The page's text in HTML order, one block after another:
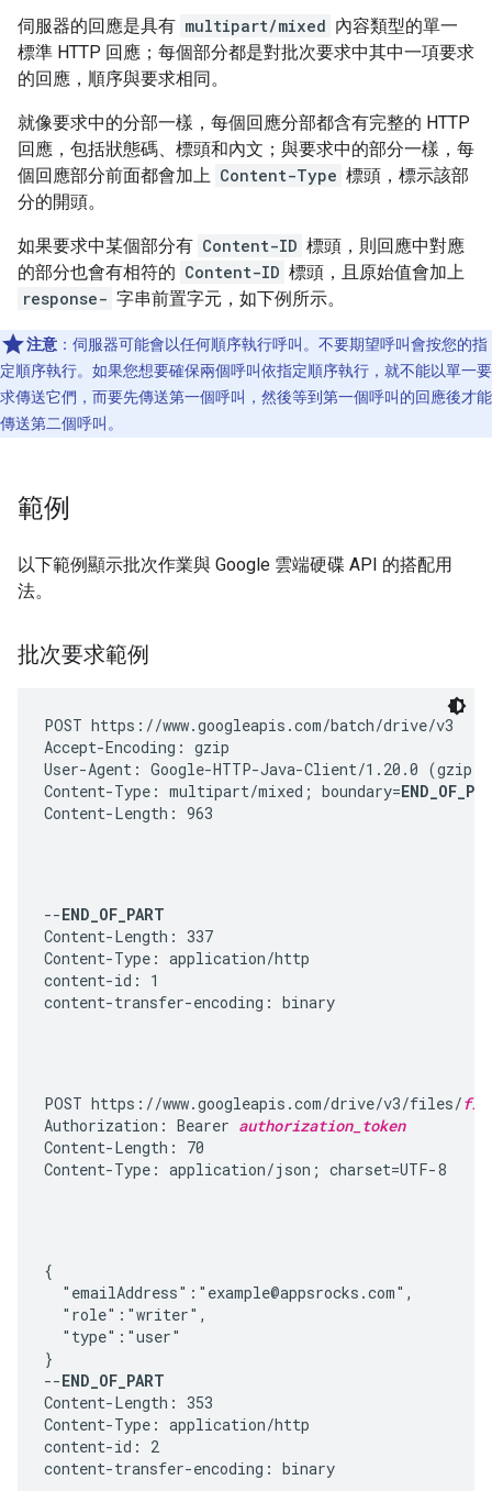
伺服器的回應是具有 multipart/mixed 內容類型的單一
標準 HTTP 回應；每個部分都是對批次要求中其中一項要求
的回應，順序與要求相同。
就像要求中的分部一樣，每個回應分部都含有完整的 HTTP
回應，包括狀態碼、標頭和內文；與要求中的部分一樣，每
個回應部分前面都會加上 Content-Type 標頭，標示該部
分的開頭。
如果要求中某個部分有 Content-ID 標頭，則回應中對應
的部分也會有相符的 Content-ID 標頭，且原始值會加上
response- 字串前置字元，如下例所示。
注意 ：伺服器可能會以任何順序執行呼叫。不要期望呼叫會按您的指
定順序執行。如果您想要確保兩個呼叫依指定順序執行，就不能以單一要
求傳送它們，而要先傳送第一個呼叫，然後等到第一個呼叫的回應後才能
傳送第二個呼叫。
範例
以下範例顯示批次作業與 Google 雲端硬碟 API 的搭配用
法。
批次要求範例
POST https://www.googleapis.com/batch/drive/v3
Accept-Encoding: gzip
User-Agent: Google-HTTP-Java-Client/1.20.0 (gzip)
Content-Type: multipart/mixed; boundary=
Content-Length: 963
--END_OF_PART
Content-Length: 337
Content-Type: application/http
content-id: 1
content-transfer-encoding: binary
POST https://www.googleapis.com/drive/v3/files/
Authorization: Bearer authorization_token
Content-Length: 70
Content-Type: application/json; charset=UTF-8
{
  "emailAddress":"example@appsrocks.com",
  "role":"writer",
  "type":"user"
}
--END_OF_PART
Content-Length: 353
Content-Type: application/http
content-id: 2
content-transfer-encoding: binary